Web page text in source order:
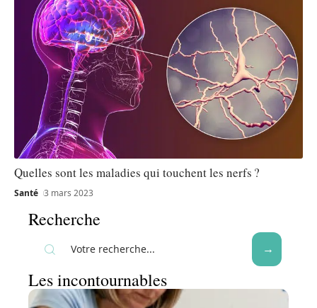
Quelles sont les maladies qui touchent les nerfs ?
Santé 3 mars 2023
Recherche
Les incontournables